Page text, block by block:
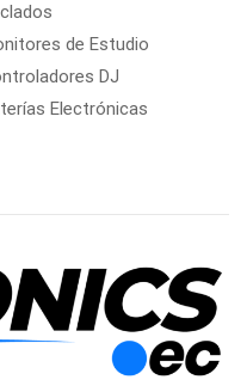
de Estudio
DJ
Electrónicas